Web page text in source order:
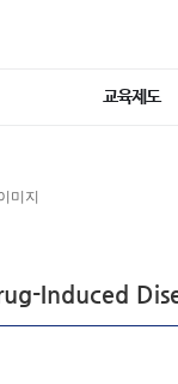
교육제도
Induced